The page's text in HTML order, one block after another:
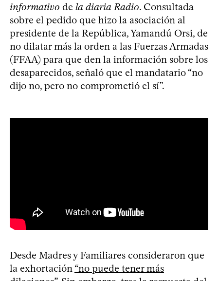
informativo de la diaria Radio. Consultada
sobre el pedido que hizo la asociación al
presidente de la República, Yamandú Orsi, de
no dilatar más la orden a las Fuerzas Armadas
(FFAA) para que den la información sobre los
desaparecidos, señaló que el mandatario “no
dijo no, pero no comprometió el sí”.
Desde Madres y Familiares consideraron que
la exhortación “no puede tener más